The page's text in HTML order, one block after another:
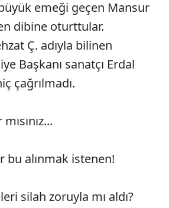
emeği geçen Mansur
dibine oturttular.
Ç. adıyla bilinen
Başkanı sanatçı Erdal
çağrılmadı.
bu alınmak istenen!
silah zoruyla mı aldı?